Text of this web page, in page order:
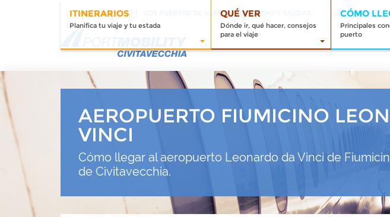
SOBRE NOSOTROS LOS PUERTOS DE ROMA LLEGADAS Y SALIDAS
ITINERARIOS
Planifica tu viaje y tu estada
QUÉ VER
Dónde ir, qué hacer, consejos
para el viaje
CÓMO
Principales
puerto
AEROPUERTO FIUMICINO
VINCI
Cómo llegar al aeropuerto Leonardo da Vinci de
de Civitavecchia.